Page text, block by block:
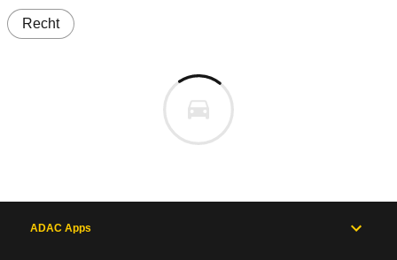
Recht
ADAC Apps